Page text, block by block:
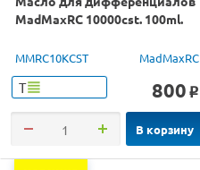
MadMaxRC 10000cst. 100ml.
MMRC10KCST MadMaxRC
Т 800 o
В корзину